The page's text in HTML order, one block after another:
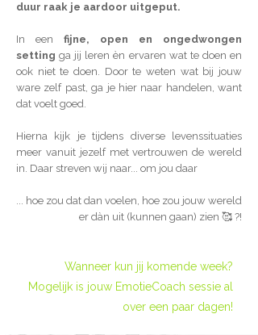
duur raak je aardoor uitgeput.
In een fijne, open en ongedwongen
setting ga jij leren èn ervaren wat te doen en
ook niet te doen. Door te weten wat bij jouw
ware zelf past, ga je hier naar handelen, want
dat voelt goed.
Hierna kijk je tijdens diverse levenssituaties
meer vanuit jezelf met vertrouwen de wereld
in. Daar streven wij naar... om jou daar
... hoe zou dat dan voelen, hoe zou jouw wereld
er dàn uit (kunnen gaan) zien 🥰 ?!
Wanneer kun jij komende week?
Mogelijk is jouw EmotieCoach sessie al
over een paar dagen!